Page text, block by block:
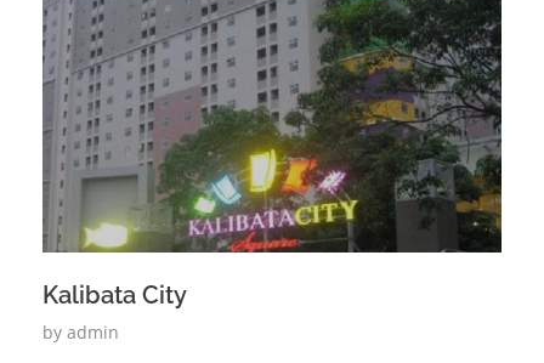
Kalibata City
by admin